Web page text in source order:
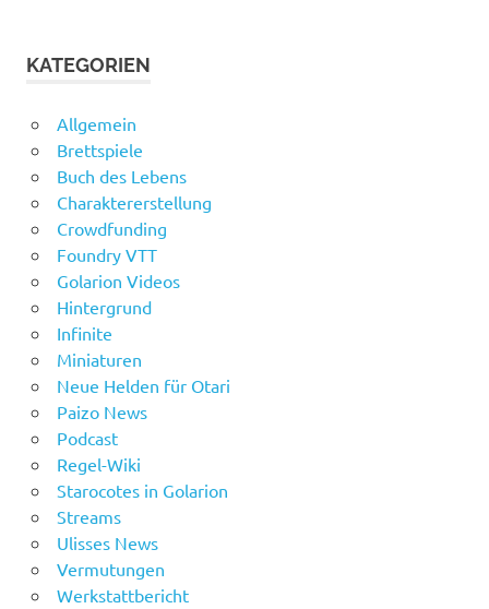
KATEGORIEN
Allgemein
Brettspiele
Buch des Lebens
Charaktererstellung
Crowdfunding
Foundry VTT
Golarion Videos
Hintergrund
Infinite
Miniaturen
Neue Helden für Otari
Paizo News
Podcast
Regel-Wiki
Starocotes in Golarion
Streams
Ulisses News
Vermutungen
Werkstattbericht